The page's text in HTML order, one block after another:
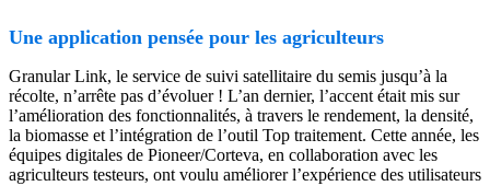
Une application pensée pour les agriculteurs
Granular Link, le service de suivi satellitaire du semis jusqu’à la
récolte, n’arrête pas d’évoluer ! L’an dernier, l’accent était mis sur
l’amélioration des fonctionnalités, à travers le rendement, la densité,
la biomasse et l’intégration de l’outil Top traitement. Cette année, les
équipes digitales de Pioneer/Corteva, en collaboration avec les
agriculteurs testeurs, ont voulu améliorer l’expérience des utilisateurs